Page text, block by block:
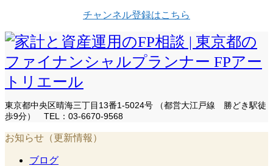
チャンネル登録はこちら
東京都中央区晴海三丁目13番1-5024号 （都営大江戸線 勝どき駅徒
歩9分） TEL：03-6670-9568
お知らせ（更新情報）
ブログ